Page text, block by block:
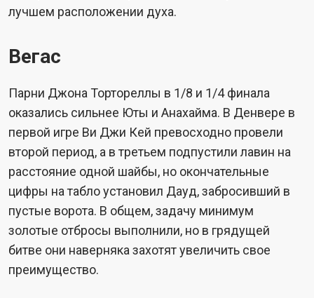
лучшем расположении духа.
Вегас
Парни Джона Тортореллы в 1/8 и 1/4 финала
оказались сильнее Юты и Анахайма. В Денвере в
первой игре Ви Джи Кей превосходно провели
второй период, а в третьем подпустили лавин на
расстояние одной шайбы, но окончательные
цифры на табло установил Дауд, забросивший в
пустые ворота. В общем, задачу минимум
золотые отбросы выполнили, но в грядущей
битве они наверняка захотят увеличить свое
преимущество.